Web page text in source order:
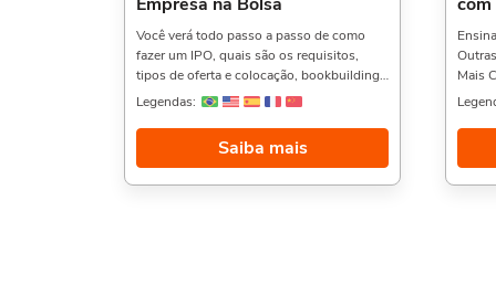
Você verá todo passo a passo de como
fazer um IPO, quais são os requisitos,
tipos de oferta e colocação, bookbuilding,
financiamento via capital próprio, via
fundamentalista e técnica, estudos de
caso e muito mais.Além disso temos
Legendas:
Saiba mais
Mais
CPF